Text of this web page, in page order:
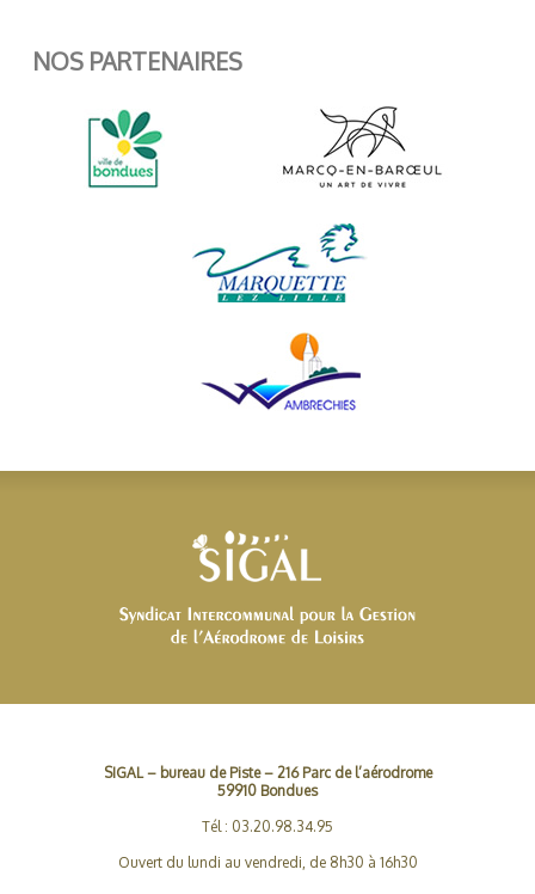
NOS PARTENAIRES
SIGAL – bureau de Piste – 216 Parc de l’aérodrome
59910 Bondues
Tél : 03.20.98.34.95
Ouvert du lundi au vendredi, de 8h30 à 16h30